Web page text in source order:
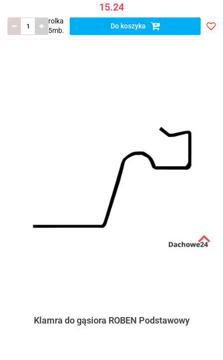
15.24
rolka
5mb.
Do koszyka
Klamra do gąsiora ROBEN Podstawowy